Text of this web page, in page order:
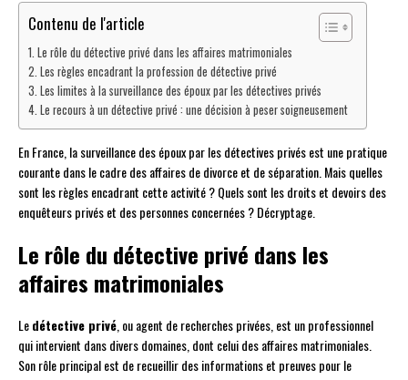
Contenu de l'article
Le rôle du détective privé dans les affaires matrimoniales
Les règles encadrant la profession de détective privé
Les limites à la surveillance des époux par les détectives privés
Le recours à un détective privé : une décision à peser soigneusement
En France, la surveillance des époux par les détectives privés est une pratique
courante dans le cadre des affaires de divorce et de séparation. Mais quelles
sont les règles encadrant cette activité ? Quels sont les droits et devoirs des
enquêteurs privés et des personnes concernées ? Décryptage.
Le rôle du détective privé dans les
affaires matrimoniales
Ledétective privé , ou agent de recherches privées, est un professionnel
qui intervient dans divers domaines, dont celui des affaires matrimoniales.
Son rôle principal est de recueillir des informations et preuves pour le